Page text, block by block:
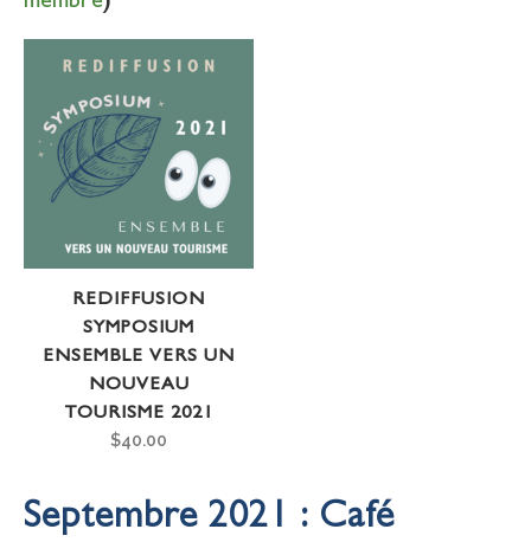
REDIFFUSION
SYMPOSIUM
ENSEMBLE VERS UN
NOUVEAU
TOURISME 2021
$40.00
Septembre 2021 : Café